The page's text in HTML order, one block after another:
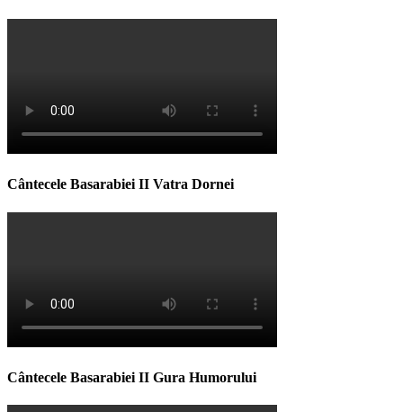
Cântecele Basarabiei II Vatra Dornei
Cântecele Basarabiei II Gura Humorului